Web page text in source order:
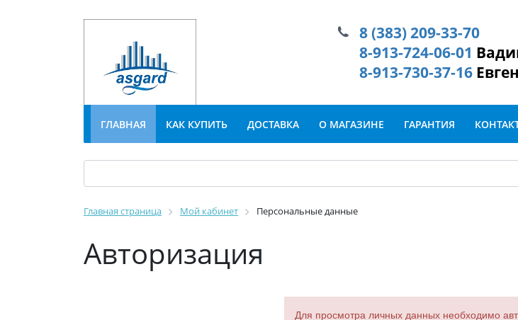
8 (383) 209-33-70
8-913-724-06-01
8-913-730-37-16
ГЛАВНАЯ КАК КУПИТЬ ДОСТАВКА О МАГАЗИНЕ ГАРАНТИЯ
Главная страница Мой кабинет Персональные данные
Авторизация
Для просмотра личных данных необходимо